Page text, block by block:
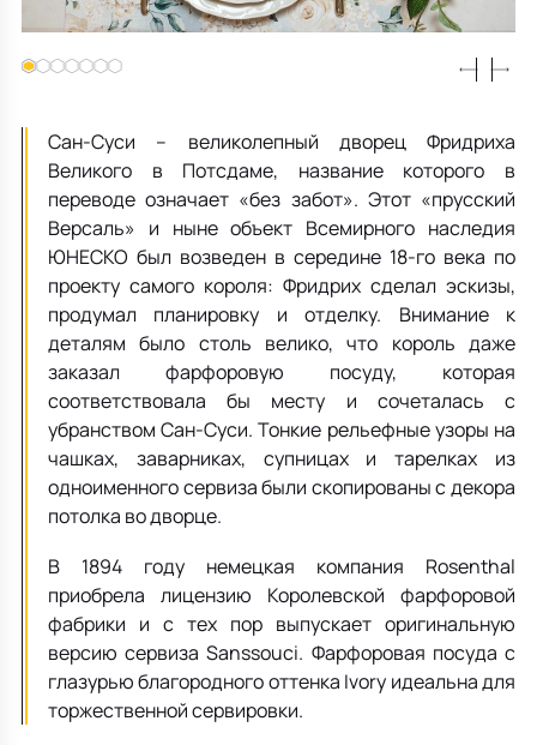
Все для кухни
Детская посуда
Пепельницы
Декоративные блюда
Душевая зона
Мебель для ванной
Аксессуары для ванной
Полотенцесушители, Радиаторы
Чехлы на подушку
Подушки-вкладыши
Мебель для хранения
Декор дома
Терраса и балкон
Сан-Суси – великолепный дворец Фридриха
Великого в Потсдаме, название которого в
переводе означает «без забот». Этот «прусский
Версаль» и ныне объект Всемирного наследия
ЮНЕСКО был возведен в середине 18-го века по
проекту самого короля: Фридрих сделал эскизы,
продумал планировку и отделку. Внимание к
деталям было столь велико, что король даже
заказал фарфоровую посуду, которая
соответствовала бы месту и сочеталась с
убранством Сан-Суси. Тонкие рельефные узоры на
чашках, заварниках, супницах и тарелках из
одноименного сервиза были скопированы с декора
потолка во дворце.
В 1894 году немецкая компания Rosenthal
приобрела лицензию Королевской фарфоровой
фабрики и с тех пор выпускает оригинальную
версию сервиза Sanssouci. Фарфоровая посуда с
глазурью благородного оттенка Ivory идеальна для
торжественной сервировки.